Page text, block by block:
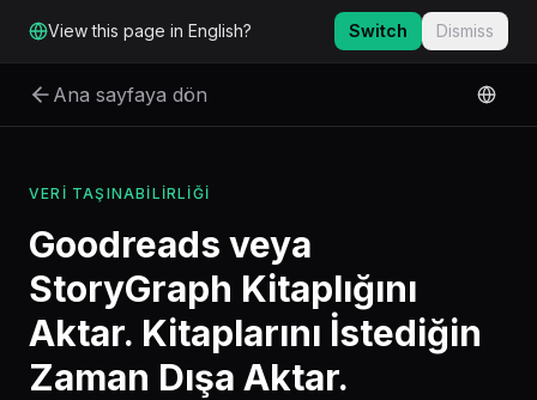
View this page in English? Switch Dismiss
Ana sayfaya dön
VERI TAŞINABILIRLIĞI
Goodreads veya
StoryGraph Kitaplığını
Aktar. Kitaplarını İstediğin
Zaman Dışa Aktar.